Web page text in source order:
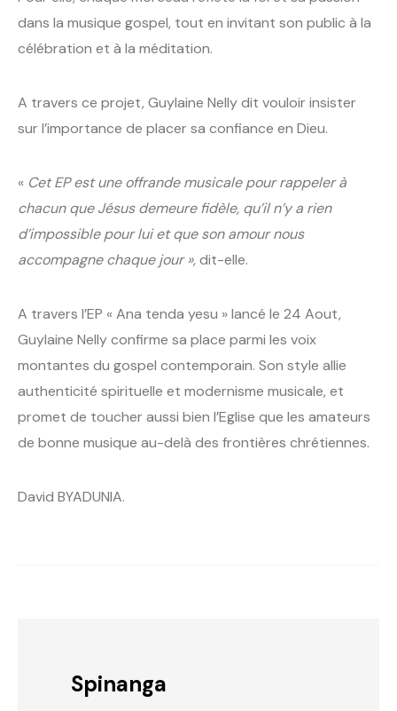
dans la musique gospel, tout en invitant son public à la
célébration et à la méditation.
A travers ce projet, Guylaine Nelly dit vouloir insister
sur l’importance de placer sa confiance en Dieu.
« Cet EP est une offrande musicale pour rappeler à
chacun que Jésus demeure fidèle, qu’il n’y a rien
d’impossible pour lui et que son amour nous
accompagne chaque jour »,dit-elle.
A travers l’EP « Ana tenda yesu » lancé le 24 Aout,
Guylaine Nelly confirme sa place parmi les voix
montantes du gospel contemporain. Son style allie
authenticité spirituelle et modernisme musicale, et
promet de toucher aussi bien l’Eglise que les amateurs
de bonne musique au-delà des frontières chrétiennes.
David BYADUNIA.
Spinanga